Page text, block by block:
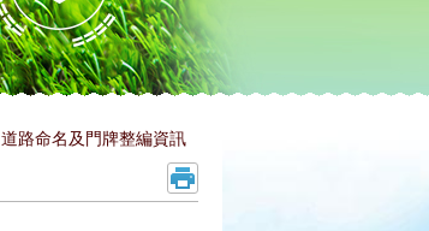
道路命名及門牌整編資訊